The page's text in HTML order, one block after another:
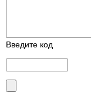
Введите код